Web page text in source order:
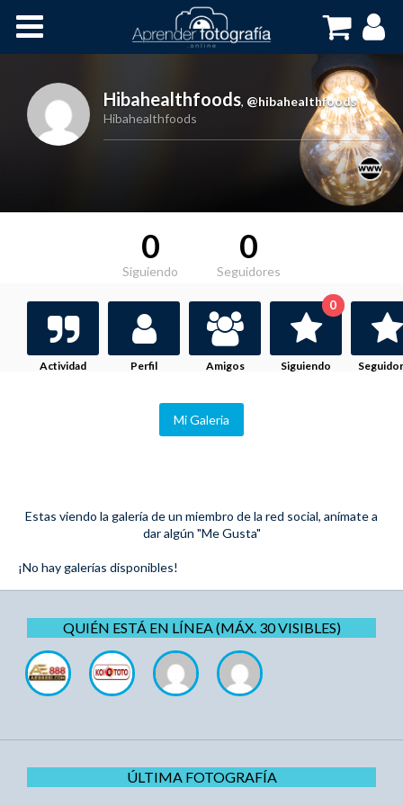
Cursos OnLine
Hibahealthfoods, @hibahealthfoods
Hibahealthfoods
0
Siguiendo
0
Seguidores
Actividad Perfil Amigos Siguiendo
0
Mi Galeria
Estas viendo la galería de un miembro de la red social, anímate a
dar algún "Me Gusta"
¡No hay galerías disponibles!
QUIÉN ESTÁ EN LÍNEA (MÁX. 30 VISIBLES)
ÚLTIMA FOTOGRAFÍA